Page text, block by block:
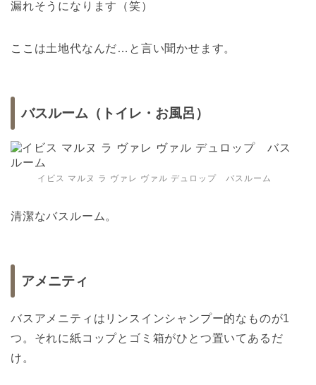
漏れそうになります（笑）
ここは土地代なんだ…と言い聞かせます。
バスルーム（トイレ・お風呂）
イビス マルヌ ラ ヴァレ ヴァル デュロップ バスルーム
清潔なバスルーム。
アメニティ
バスアメニティはリンスインシャンプー的なものが1
つ。それに紙コップとゴミ箱がひとつ置いてあるだ
け。